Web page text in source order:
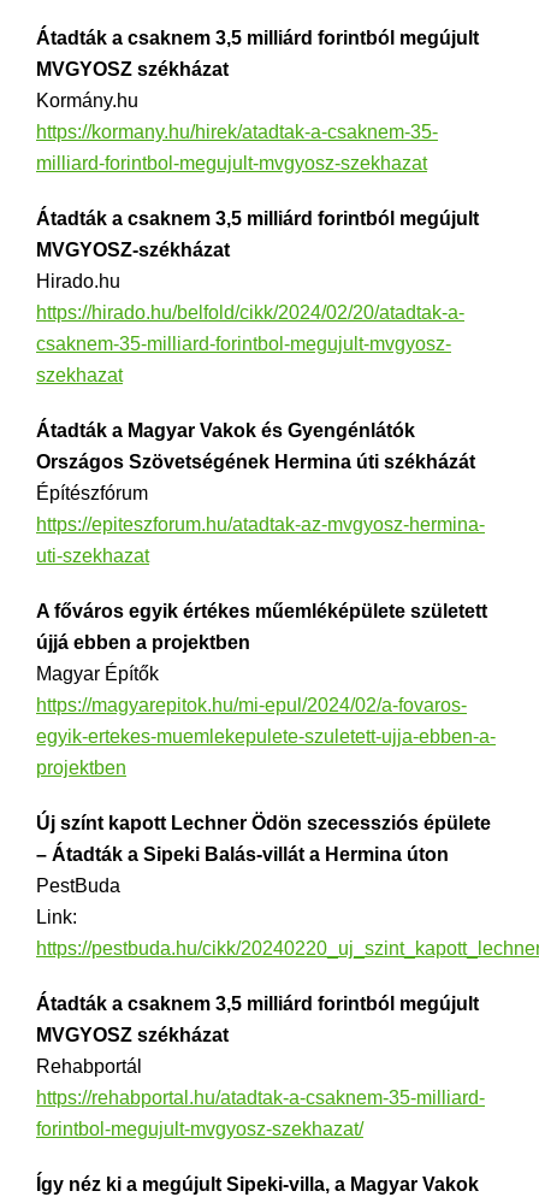
Átadták a csaknem 3,5 milliárd forintból megújult
MVGYOSZ székházat
Kormány.hu
https://kormany.hu/hirek/atadtak-a-csaknem-35-
milliard-forintbol-megujult-mvgyosz-szekhazat
Átadták a csaknem 3,5 milliárd forintból megújult
MVGYOSZ-székházat
Hirado.hu
https://hirado.hu/belfold/cikk/2024/02/20/atadtak-a-
csaknem-35-milliard-forintbol-megujult-mvgyosz-
szekhazat
Átadták a Magyar Vakok és Gyengénlátók
Országos Szövetségének Hermina úti székházát
Építészfórum
https://epiteszforum.hu/atadtak-az-mvgyosz-hermina-
uti-szekhazat
A főváros egyik értékes műemléképülete született
újjá ebben a projektben
Magyar Építők
https://magyarepitok.hu/mi-epul/2024/02/a-fovaros-
egyik-ertekes-muemlekepulete-szuletett-ujja-ebben-a-
projektben
Új színt kapott Lechner Ödön szecessziós épülete
– Átadták a Sipeki Balás-villát a Hermina úton
PestBuda
Link:
https://pestbuda.hu/cikk/
Átadták a csaknem 3,5 milliárd forintból megújult
MVGYOSZ székházat
Rehabportál
https://rehabportal.hu/atadtak-a-csaknem-35-milliard-
forintbol-megujult-mvgyosz-szekhazat/
Így néz ki a megújult Sipeki-villa, a Magyar Vakok